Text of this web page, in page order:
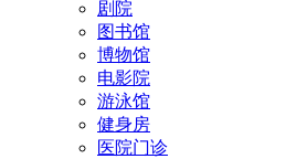
剧院
图书馆
博物馆
电影院
游泳馆
健身房
医院门诊